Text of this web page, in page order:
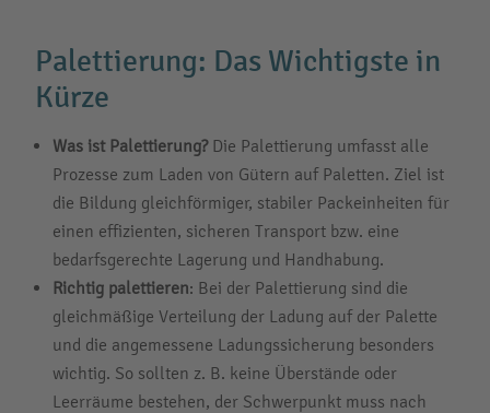
Palettierung: Das Wichtigste in
Kürze
Was ist Palettierung?Die Palettierung umfasst alle
Prozesse zum Laden von Gütern auf Paletten. Ziel ist
die Bildung gleichförmiger, stabiler Packeinheiten für
einen effizienten, sicheren Transport bzw. eine
bedarfsgerechte Lagerung und Handhabung.
Richtig palettieren: Bei der Palettierung sind die
gleichmäßige Verteilung der Ladung auf der Palette
und die angemessene Ladungssicherung besonders
wichtig. So sollten z. B. keine Überstände oder
Leerräume bestehen, der Schwerpunkt muss nach